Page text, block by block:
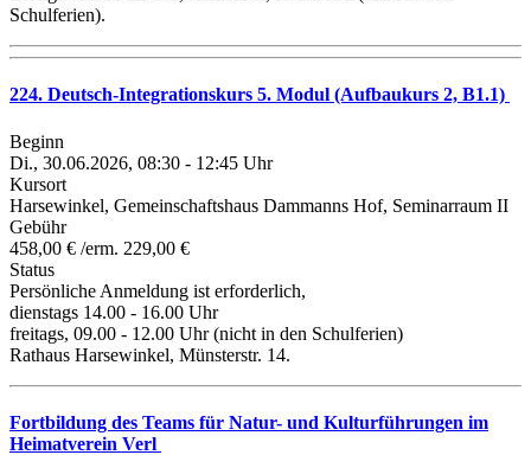
Schulferien).
224. Deutsch-Integrationskurs 5. Modul (Aufbaukurs 2, B1.1)
Beginn
Di., 30.06.2026, 08:30 - 12:45 Uhr
Kursort
Harsewinkel, Gemeinschaftshaus Dammanns Hof, Seminarraum II
Gebühr
458,00 € /erm. 229,00 €
Status
Persönliche Anmeldung ist erforderlich,
dienstags 14.00 - 16.00 Uhr
freitags, 09.00 - 12.00 Uhr (nicht in den Schulferien)
Rathaus Harsewinkel, Münsterstr. 14.
Fortbildung des Teams für Natur- und Kulturführungen im
Heimatverein Verl